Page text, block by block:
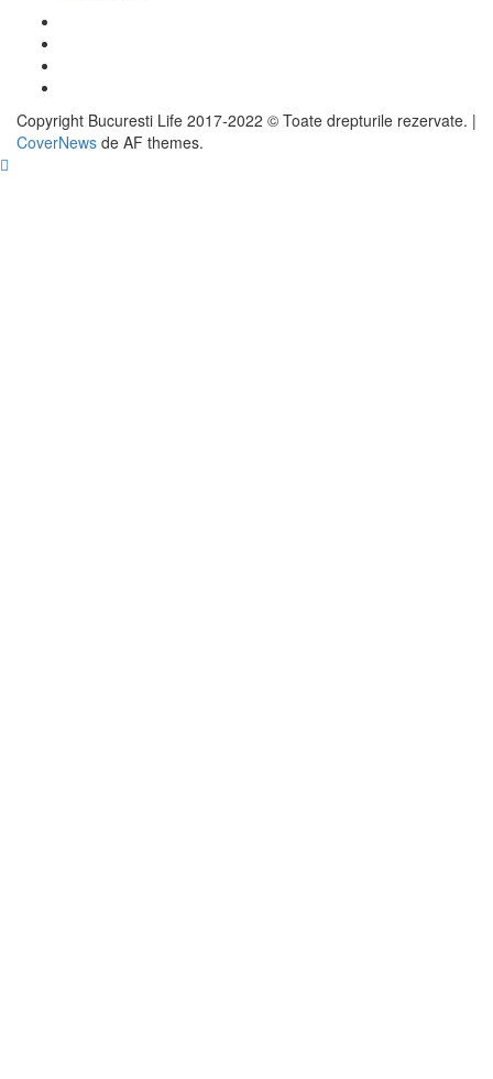
Copyright Bucuresti Life 2017-2022 © Toate drepturile rezervate. |
CoverNews de AF themes.